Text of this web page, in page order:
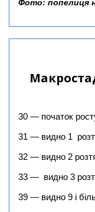
Фото: попелиця
30 — початок
31 — видно 1
32 — видно 2
33 — видно 3
39 — видно 9 і